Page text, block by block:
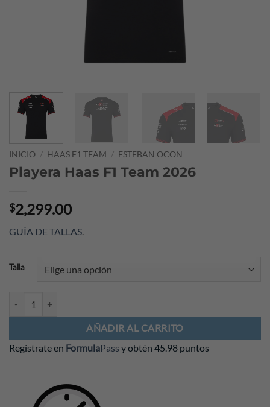
INICIO / HAAS F1 TEAM / ESTEBAN OCON
Playera Haas F1 Team 2026
$2,299.00
GUÍA DE TALLAS
Talla
AÑADIR AL CARRITO
Regístrate en FormulaPass y obtén 45.98 puntos